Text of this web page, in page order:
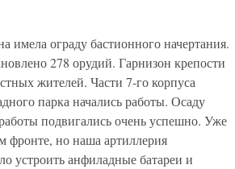
имела ограду бастионного начертания.
278 орудий. Гарнизон крепости
жителей. Части 7-го корпуса
парка начались работы. Осаду
подвигались очень успешно. Уже
фронте, но наша артиллерия
устроить анфиладные батареи и